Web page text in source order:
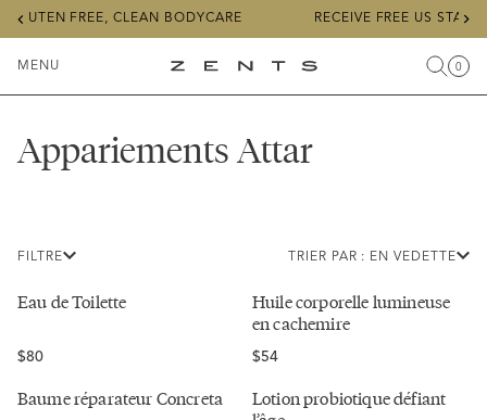
CLEAN BODYCARE RECEIVE FREE US STANDARD
Previous
slide
MENU
à
ZENTS
0
Appariements Attar
FILTRE TRIER PAR : EN VEDETTE
Eau de Toilette
Regular
$80
Huile corporelle lumineuse
en cachemire
Regular
$54
Baume réparateur Concreta
Lotion probiotique défiant